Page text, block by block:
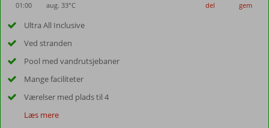
01:00 aug. 33°C del gem
Ultra All Inclusive
Ved stranden
Pool med vandrutsjebaner
Mange faciliteter
Værelser med plads til 4
Læs mere